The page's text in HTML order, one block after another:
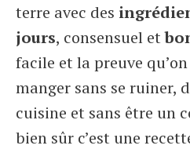
terre avec des
jours, consensuel et
facile et la preuve
manger sans se ruiner,
cuisine et sans être un
bien sûr c’est une